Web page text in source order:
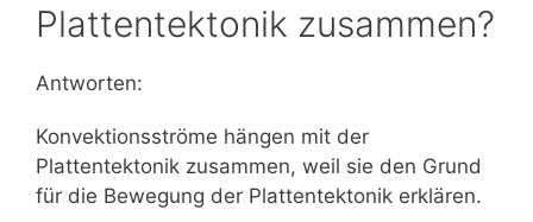
Plattentektonik zusammen?
Antworten:
Konvektionsströme hängen mit der
Plattentektonik zusammen, weil sie den Grund
für die Bewegung der Plattentektonik erklären.